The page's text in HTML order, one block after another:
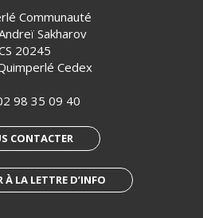
Communauté
Sakharov
20245
Cedex
98 35 09 40
CONTACTER
À LA LETTRE D’INFO